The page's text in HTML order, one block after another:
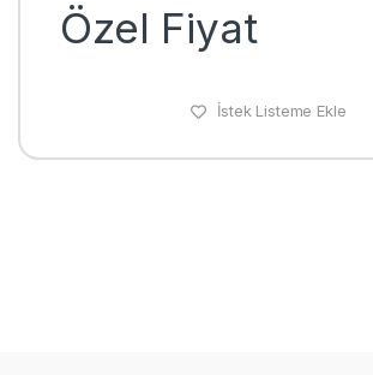
Özel Fiyat
İstek Listeme Ekle